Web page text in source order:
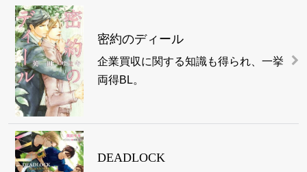
密約のディール
企業買収に関する知識も得られ、一挙
両得BL。
DEADLOCK